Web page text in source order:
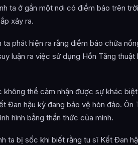
ta ở gần một nơi có điềm báo trên
xảy ra.
ta phát hiện ra rằng điềm báo chứa
luận ra việc sử dụng Hồn Tăng thuật
không thể cảm nhận được sự khác
Đan hậu kỳ đang bảo vệ hòn đảo. Ôn
hình bằng thần thức của mình.
ta bị sốc khi biết rằng tu sĩ Kết Đan